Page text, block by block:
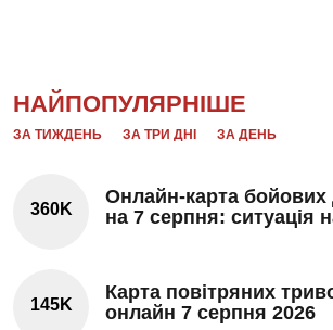
НАЙПОПУЛЯРНІШЕ
ЗА ТИЖДЕНЬ ЗА ТРИ ДНІ ЗА ДЕНЬ
360K
Онлайн-карта бойових
на 7 серпня: ситуація
145K
Карта повітряних
онлайн 7 серпня 2026